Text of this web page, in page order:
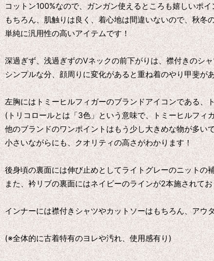
コットン100%なので、ガンガン使えるところも嬉しいポイ
もちろん、肌触りは良く、着心地は間違いないので、秋冬
単純に汎用性の高いアイテムです！
深過ぎず、浅過ぎずのVネックの前下がりは、襟付きのシ
シンプルな分、顔周りに変化があると重ね着のやり甲斐が
左胸にはトミーヒルフィガーのブランドアイコンである、
(トリコロールとは「3色」という意味で、トミーヒルフィ
他のブランドのワンポイントはもう少し大きめな物が多
小さいながらにも、クオリティの高さがわかります！
後身頃の裏面には伸び止めとしてライトグレーのニット
また、衿リブの裏面にはネイビーのラインが2本施されて
インナーには襟付きシャツやカットソーはもちろん、アウ
(※全体的に古着特有のヨレや汚れ、使用感有り)